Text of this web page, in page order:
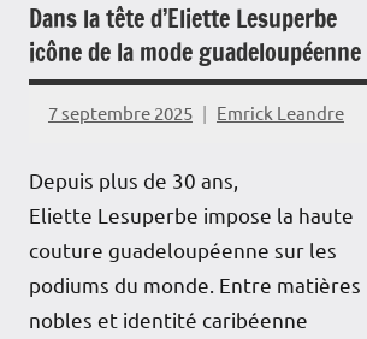
Dans la tête d’Eliette Lesuperbe
icône de la mode guadeloupéenne
7 septembre 2025 Emrick Leandre
Depuis plus de 30 ans,
Eliette Lesuperbe impose la haute
couture guadeloupéenne sur les
podiums du monde. Entre matières
nobles et identité caribéenne